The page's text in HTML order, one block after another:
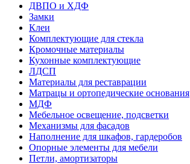
ДВПО и ХДФ
Замки
Клеи
Комплектующие для стекла
Кромочные материалы
Кухонные комплектующие
ЛДСП
Материалы для реставрации
Матрацы и ортопедические основания
МДФ
Мебельное освещение, подсветки
Механизмы для фасадов
Наполнение для шкафов, гардеробов
Опорные элементы для мебели
Петли, амортизаторы